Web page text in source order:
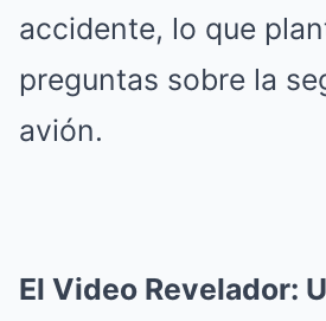
accidente, lo que
preguntas sobre la
avión.
El Video Revelador: